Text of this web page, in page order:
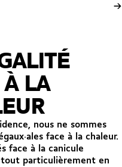
→
À LA
nous ne sommes
face à la chaleur.
face à la canicule
tout particulièrement en